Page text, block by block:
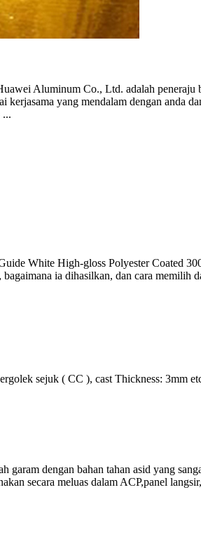
Aluminum Co., Ltd. adalah
yang mendalam dengan anda
...
White High-gloss Polyester Coated
ia dihasilkan, dan cara memilih
sejuk ( CC ), cast Thickness: 3mm
dengan bahan tahan asid yang
secara meluas dalam ACP,panel